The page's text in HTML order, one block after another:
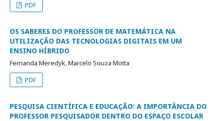
PDF
OS SABERES DO PROFESSOR DE MATEMÁTICA NA
UTILIZAÇÃO DAS TECNOLOGIAS DIGITAIS EM UM
ENSINO HÍBRIDO
Fernanda Meredyk, Marcelo Souza Motta
PDF
PESQUISA CIENTÍFICA E EDUCAÇÃO: A IMPORTÂNCIA DO
PROFESSOR PESQUISADOR DENTRO DO ESPAÇO ESCOLAR